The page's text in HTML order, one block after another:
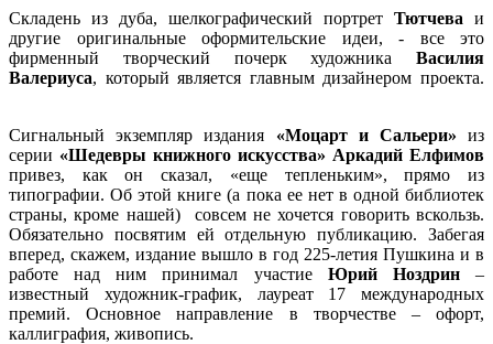
Складень из дуба, шелкографический портрет Тютчева и
другие оригинальные оформительские идеи, - все это
фирменный творческий почерк художника Василия
Валериуса, который является главным дизайнером проекта.
Сигнальный экземпляр издания «Моцарт и Сальери» из
серии «Шедевры книжного искусства» Аркадий Елфимов
привез, как он сказал, «еще тепленьким», прямо из
типографии. Об этой книге (а пока ее нет в одной библиотек
страны, кроме нашей) совсем не хочется говорить вскользь.
Обязательно посвятим ей отдельную публикацию. Забегая
вперед, скажем, издание вышло в год 225-летия Пушкина и в
работе над ним принимал участие Юрий Ноздрин–
известный художник-график, лауреат 17 международных
премий. Основное направление в творчестве – офорт,
каллиграфия, живопись.